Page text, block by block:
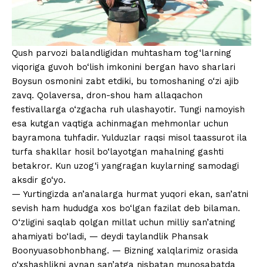
Qush parvozi balandligidan muhtasham tog‘larning
viqoriga guvoh bo‘lish imkonini bergan havo sharlari
Boysun osmonini zabt etdiki, bu tomoshaning o‘zi ajib
zavq. Qolaversa, dron-shou ham allaqachon
festivallarga o‘zgacha ruh ulashayotir. Tungi namoyish
esa kutgan vaqtiga achinmagan mehmonlar uchun
bayramona tuhfadir. Yulduzlar raqsi misol taassurot ila
turfa shakllar hosil bo‘layotgan mahalning gashti
betakror. Kun uzog‘i yangragan kuylarning samodagi
aksdir go‘yo.
— Yurtingizda an’analarga hurmat yuqori ekan, san’atni
sevish ham hududga xos bo‘lgan fazilat deb bilaman.
O‘zligini saqlab qolgan millat uchun milliy san’atning
ahamiyati bo‘ladi, — deydi taylandlik Phansak
Boonyuasobhonbhang. — Bizning xalqlarimiz orasida